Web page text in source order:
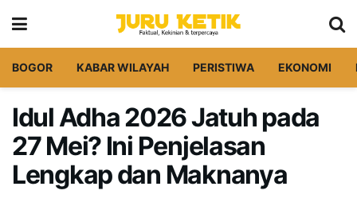
BOGOR KABAR WILAYAH PERISTIWA EKONOMI
Idul Adha 2026 Jatuh pada
27 Mei? Ini Penjelasan
Lengkap dan Maknanya